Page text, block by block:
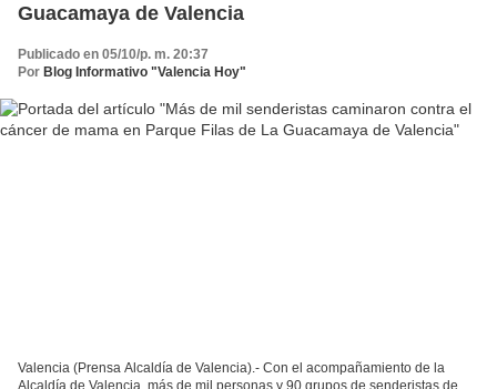
Guacamaya de Valencia
Publicado en 05/10/p. m. 20:37
Por Blog Informativo "Valencia Hoy"
Valencia (Prensa Alcaldía de Valencia).- Con el acompañamiento de la
Alcaldía de Valencia, más de mil personas y 90 grupos de senderistas de